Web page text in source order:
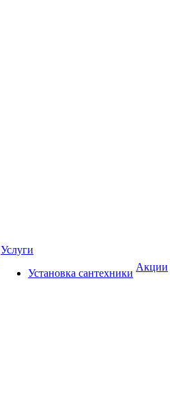
Услуги
Установка сантехники
Акции